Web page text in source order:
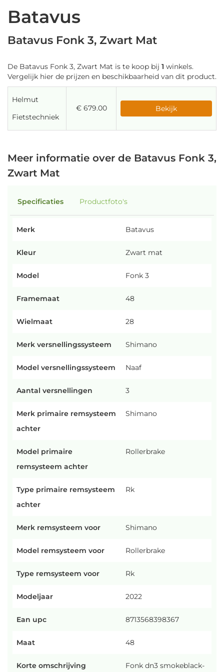
Batavus
Batavus Fonk 3, Zwart Mat
De Batavus Fonk 3, Zwart Mat is te koop bij 1 winkels.
Vergelijk hier de prijzen en beschikbaarheid van dit product.
Helmut
Fietstechniek
€ 679.00 Bekijk
Meer informatie over de Batavus Fonk 3,
Zwart Mat
Specificaties Productfoto's
Merk Batavus
Kleur Zwart mat
Model Fonk 3
Framemaat 48
Wielmaat 28
Merk versnellingssysteem Shimano
Model versnellingssysteem Naaf
Aantal versnellingen 3
Merk primaire remsysteem
achter
Shimano
Model primaire
remsysteem achter
Rollerbrake
Type primaire remsysteem
achter
Rk
Merk remsysteem voor Shimano
Model remsysteem voor Rollerbrake
Type remsysteem voor Rk
Modeljaar 2022
Ean upc 8713568398367
Maat 48
Korte omschrijving Fonk dn3 smokeblack-